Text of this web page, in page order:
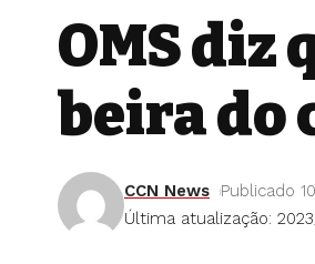
OMS diz
beira do
Última atualização:
CCN News Publicado